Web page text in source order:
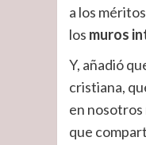
a los
los muros
Y, añadió
cristiana,
en nosotros
que